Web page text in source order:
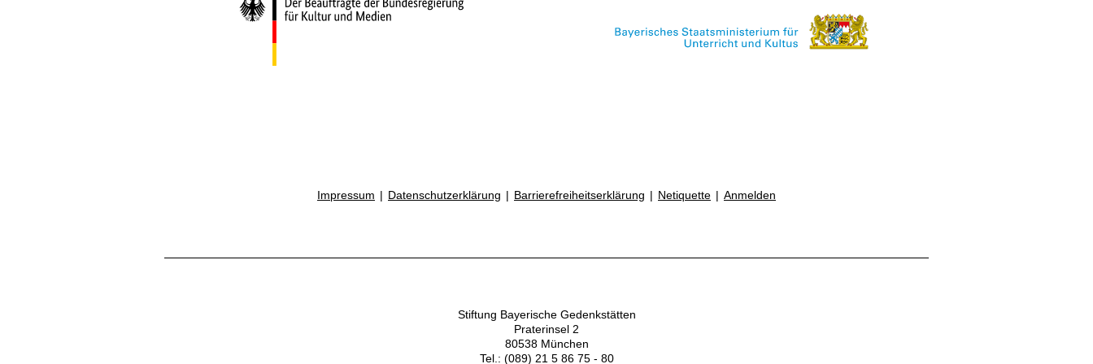
Impressum Datenschutzerklärung Barrierefreiheitserklärung Netiquette Anmelden
Stiftung Bayerische Gedenkstätten
Praterinsel 2
80538 München
Tel.: (089) 21 5 86 75 - 80